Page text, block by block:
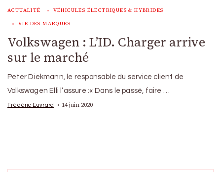
ACTUALITÉ VÉHICULES ÉLECTRIQUES & HYBRIDES
VIE DES MARQUES
Volkswagen : L’ID. Charger arrive
sur le marché
Peter Diekmann, le responsable du service client de
Volkswagen Elli l’assure :« Dans le passé, faire …
Frédéric Euvrard 14 juin 2020